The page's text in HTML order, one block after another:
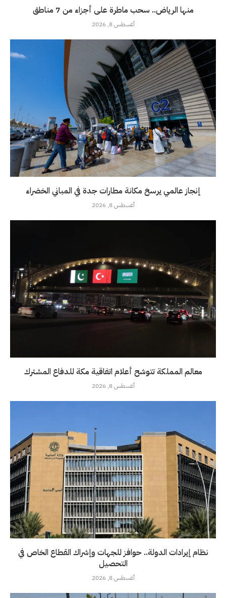
منها الرياض.. سحب ماطرة على أجزاء من 7 مناطق
أغسطس 8, 2026
إنجاز عالمي يرسخ مكانة مطارات جدة في المباني الخضراء
أغسطس 8, 2026
معالم المملكة تتوشح أعلام اتفاقية مكة للدفاع المشترك
أغسطس 8, 2026
نظام إيرادات الدولة.. حوافز للجهات وإشراك القطاع الخاص في
التحصيل
أغسطس 8, 2026